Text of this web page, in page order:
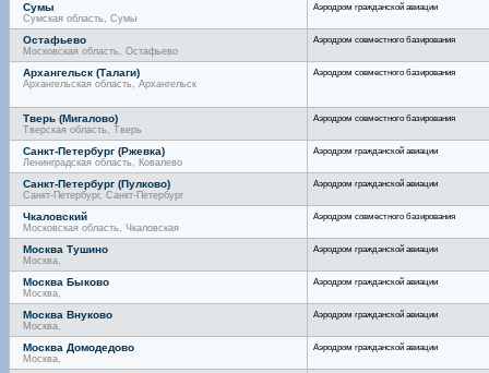
Сумы
Сумская область, Сумы
Аэродром гражданской авиации
Остафьево
Московская область, Остафьево
Аэродром совместного базирования
Архангельск (Талаги)
Архангельская область, Архангельск
Аэродром совместного базирования
Тверь (Мигалово)
Тверская область, Тверь
Аэродром совместного базирования
Санкт-Петербург (Ржевка)
Ленинградская область, Ковалево
Аэродром гражданской авиации
Санкт-Петербург (Пулково)
Санкт-Петербург, Санкт-Петербург
Аэродром гражданской авиации
Чкаловский
Московская область, Чкаловская
Аэродром совместного базирования
Москва Тушино
Москва,
Аэродром гражданской авиации
Москва Быково
Москва,
Аэродром гражданской авиации
Москва Внуково
Москва,
Аэродром гражданской авиации
Москва Домодедово
Москва,
Аэродром гражданской авиации